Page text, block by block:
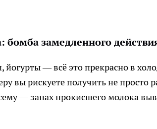
замедленного
йогурты — всё это прекрасно в
вы рискуете получить не просто
— запах прокисшего молока